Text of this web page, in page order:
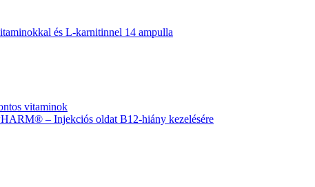
és L-karnitinnel 14 ampulla
vitaminok
– Injekciós oldat B12-hiány kezelésére